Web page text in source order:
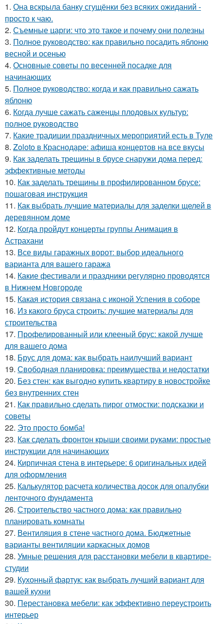
1. Она вскрыла банку сгущёнки без всяких ожиданий -
просто к чаю.
2. Съемные царги: что это такое и почему они полезны
3. Полное руководство: как правильно посадить яблоню
весной и осенью
4. Основные советы по весенней посадке для
начинающих
5. Полное руководство: когда и как правильно сажать
яблоню
6. Когда лучше сажать саженцы плодовых культур:
полное руководство
7. Какие традиции праздничных мероприятий есть в Туле
8. Zoloto в Краснодаре: афиша концертов на все вкусы
9. Как заделать трещины в брусе снаружи дома перед:
эффективные методы
10. Как заделать трещины в профилированном брусе:
пошаговая инструкция
11. Как выбрать лучшие материалы для заделки щелей в
деревянном доме
12. Когда пройдут концерты группы Анимация в
Астрахани
13. Все виды гаражных ворот: выбор идеального
варианта для вашего гаража
14. Какие фестивали и праздники регулярно проводятся
в Нижнем Новгороде
15. Какая история связана с иконой Успения в соборе
16. Из какого бруса строить: лучшие материалы для
строительства
17. Профелированный или клееный брус: какой лучше
для вашего дома
18. Брус для дома: как выбрать наилучший вариант
19. Свободная планировка: преимущества и недостатки
20. Без стен: как выгодно купить квартиру в новостройке
без внутренних стен
21. Как правильно сделать пирог отмостки: подсказки и
советы
22. Это просто бомба!
23. Как сделать фронтон крыши своими руками: простые
инструкции для начинающих
24. Кирпичная стена в интерьере: 6 оригинальных идей
для оформления
25. Калькулятор расчета количества досок для опалубки
ленточного фундамента
26. Строительство частного дома: как правильно
планировать комнаты
27. Вентиляция в стене частного дома. Бюджетные
варианты вентиляции каркасных домов
28. Умные решения для расстановки мебели в квартире-
студии
29. Кухонный фартук: как выбрать лучший вариант для
вашей кухни
30. Перестановка мебели: как эффективно переустроить
интерьер